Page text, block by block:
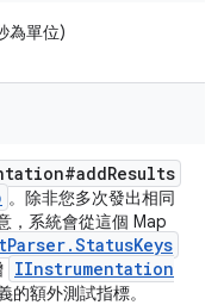
為單位)
Results
。除非您多次發出相同
，系統會從這個 Map
Parser.StatusKeys
IInstrumentation
的額外測試指標。